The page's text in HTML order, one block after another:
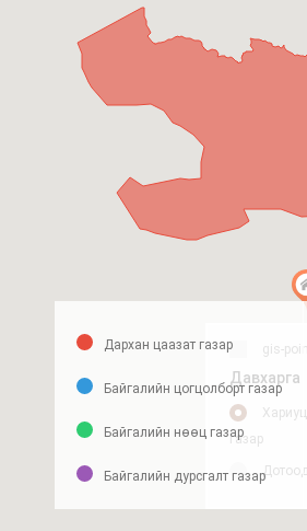
Дархан цаазат газар
Байгалийн цогцолборт газар
Байгалийн нөөц газар
Байгалийн дурсгалт газар
gis-
Давхарга
газар